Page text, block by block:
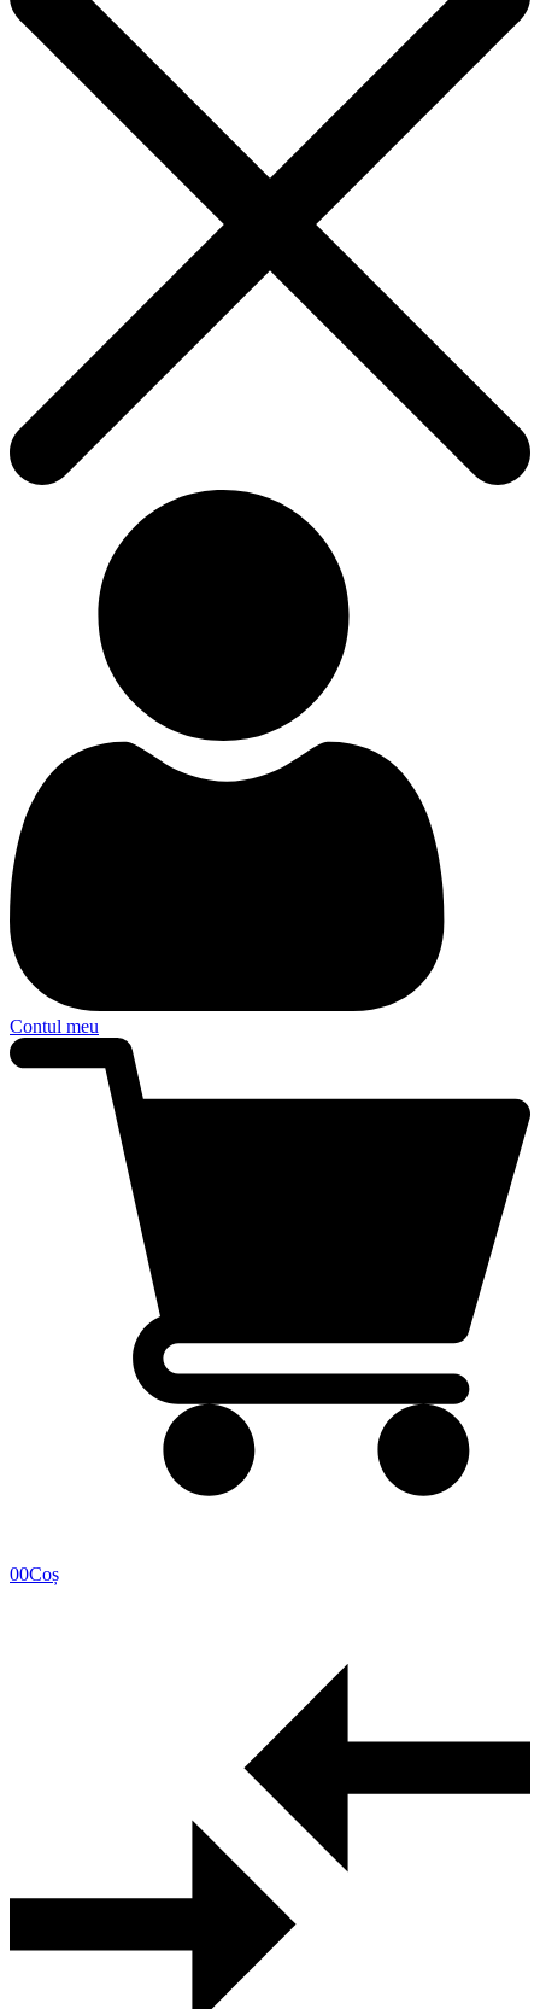
Contul meu
00Coș